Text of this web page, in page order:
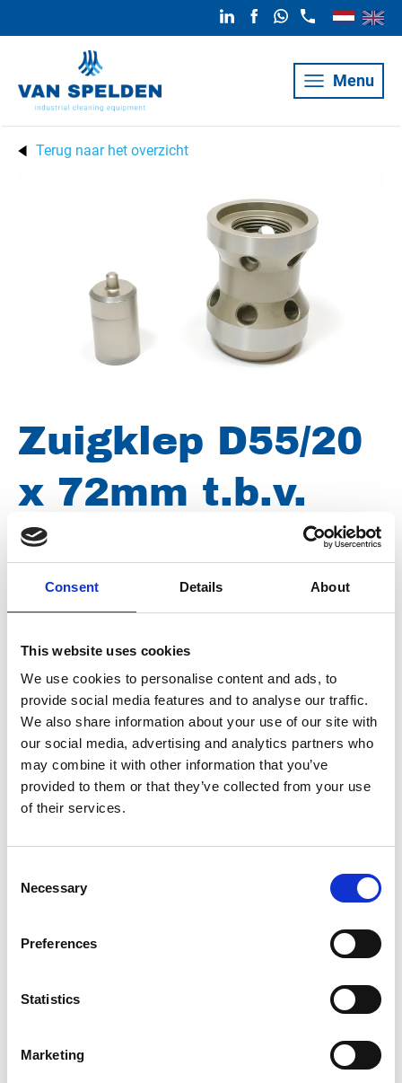
Consent Details About
This website uses cookies
We use cookies to personalise content and ads, to
provide social media features and to analyse our traffic.
We also share information about your use of our site with
our social media, advertising and analytics partners who
may combine it with other information that you’ve
provided to them or that they’ve collected from your use
of their services.
Selection
Necessary
Preferences
Statistics
Marketing
Menu
Terug naar het overzicht
Zuigklep D55/20
x 72mm t.b.v.
KD708
Merk Uraca
Conditie Nieuw
Artikelnummer 101100012034223
Type KD708
Groep Onderdelen
Alle vragen en opmerkingen kunt u via onderstaand
formulier aan ons sturen. Wij streven ernaar uw bericht